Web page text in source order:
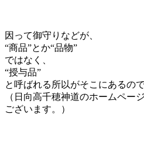
因って御守りなどが、
“商品”とか“品物”
ではなく、
“授与品”
と呼ばれる所以がそこにあるので
（日向高千穂神道のホームペー
ございます。）